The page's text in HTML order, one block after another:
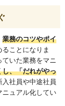
業務のコツやポイ
ることになりま
いた業務をマニ
、「だれがやっ
社員や中途社員
ュアル化してい